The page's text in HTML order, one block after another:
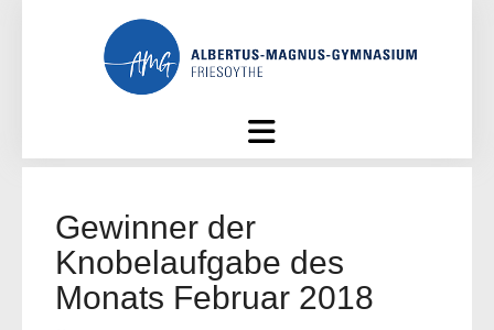
Gewinner der
Knobelaufgabe des
Monats Februar 2018